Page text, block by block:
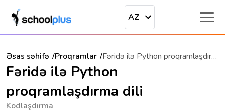
AZ
Əsas səhifə Proqramlar Fəridə ilə Python proqramlaşdırma dili
Fəridə ilə Python
proqramlaşdırma dili
Kodlaşdırma